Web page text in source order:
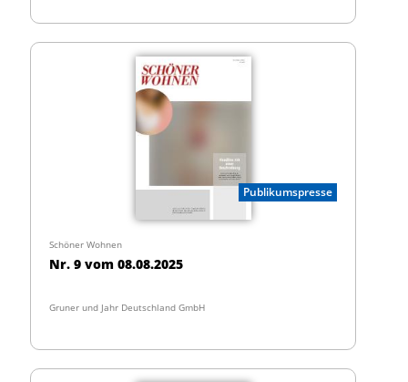
Publikumspresse
Schöner Wohnen
Nr. 9 vom 08.08.2025
Gruner und Jahr Deutschland GmbH